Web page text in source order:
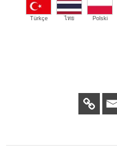
Polski
ไทย
Türkçe